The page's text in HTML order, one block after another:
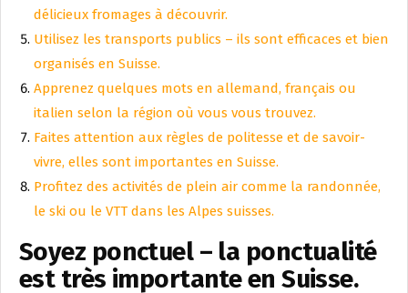
délicieux fromages à découvrir.
Utilisez les transports publics – ils sont efficaces et bien
organisés en Suisse.
Apprenez quelques mots en allemand, français ou
italien selon la région où vous vous trouvez.
Faites attention aux règles de politesse et de savoir-
vivre, elles sont importantes en Suisse.
Profitez des activités de plein air comme la randonnée,
le ski ou le VTT dans les Alpes suisses.
Soyez ponctuel – la ponctualité
est très importante en Suisse.